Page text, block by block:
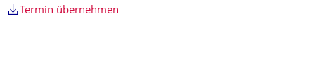
Termin übernehmen